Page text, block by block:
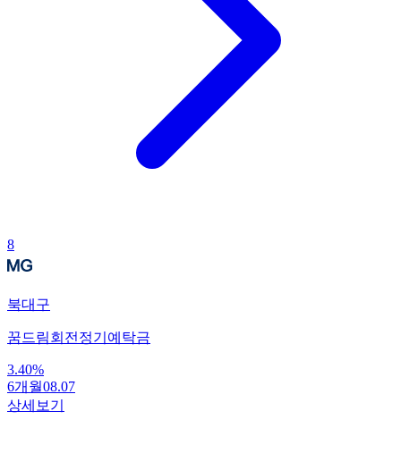
8
북대구
꿈드림회전정기예탁금
3.40%
6개월08.07
상세보기